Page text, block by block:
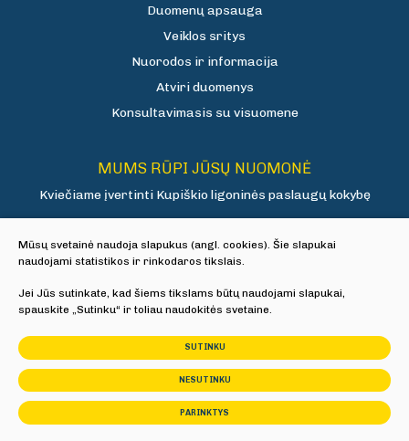
Duomenų apsauga
Veiklos sritys
Nuorodos ir informacija
Atviri duomenys
Konsultavimasis su visuomene
MUMS RŪPI JŪSŲ NUOMONĖ
Kviečiame įvertinti Kupiškio ligoninės paslaugų kokybę
Vertinti
© 2025 Visos teisės saugomos
Slapukų parinktys
Duomenų apsauga
Sukurta:TEXUS
Mūsų svetainė naudoja slapukus (angl. cookies). Šie slapukai
naudojami statistikos ir rinkodaros tikslais.
Jei Jūs sutinkate, kad šiems tikslams būtų naudojami slapukai,
spauskite „Sutinku“ ir toliau naudokitės svetaine.
SUTINKU
NESUTINKU
PARINKTYS